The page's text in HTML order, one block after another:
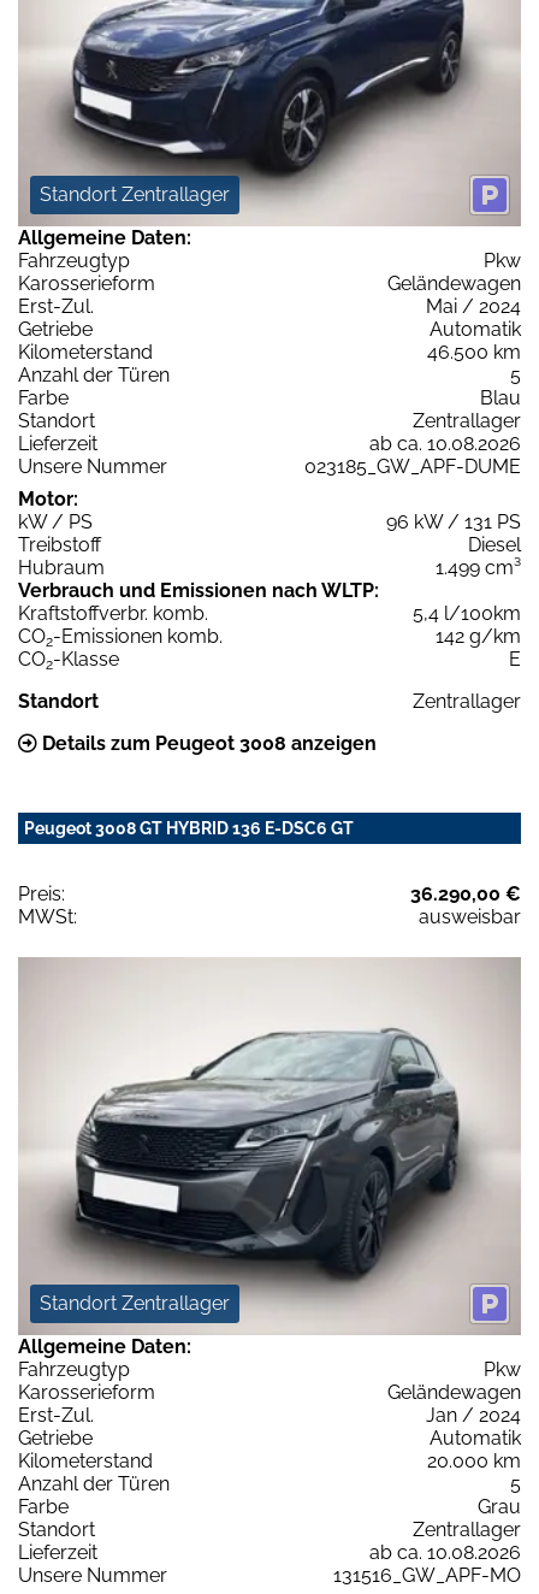
Standort Zentrallager
Allgemeine Daten:
Fahrzeugtyp
Pkw
Karosserieform
Geländewagen
Erst-Zul.
Mai / 2024
Getriebe
Automatik
Kilometerstand
46.500 km
Anzahl der Türen
5
Farbe
Blau
Standort
Zentrallager
Lieferzeit
ab ca. 10.08.2026
Unsere Nummer
023185_GW_APF-DUME
Motor:
kW / PS
96 kW / 131 PS
Treibstoff
Diesel
Hubraum
1.499 cm³
Verbrauch und Emissionen nach WLTP:
Kraftstoffverbr. komb.
5,4 l/100km
CO2-Emissionen komb.
142 g/km
CO2-Klasse
E
Standort
Zentrallager
Details zum Peugeot 3008 anzeigen
Peugeot 3008 GT HYBRID 136 E-DSC6 GT
Preis:
36.290,00 €
MWSt:
ausweisbar
Standort Zentrallager
Allgemeine Daten:
Fahrzeugtyp
Pkw
Karosserieform
Geländewagen
Erst-Zul.
Jan / 2024
Getriebe
Automatik
Kilometerstand
20.000 km
Anzahl der Türen
5
Farbe
Grau
Standort
Zentrallager
Lieferzeit
ab ca. 10.08.2026
Unsere Nummer
131516_GW_APF-MO